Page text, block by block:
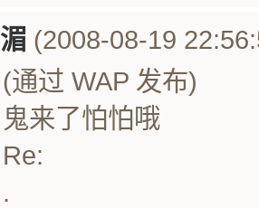
湄 (2008-08-19
(通过 WAP 发布)
鬼来了怕怕哦
Re:
.